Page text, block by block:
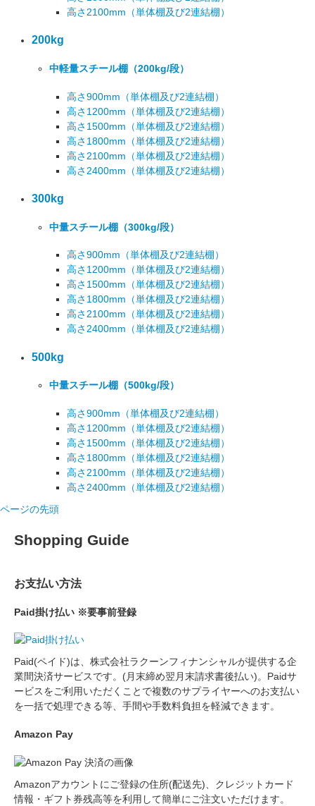
高さ2100mm （単体棚及び2連結棚）
200kg
中軽量スチール棚 （200kg/段）
高さ900mm （単体棚及び2連結棚）
高さ1200mm （単体棚及び2連結棚）
高さ1500mm （単体棚及び2連結棚）
高さ1800mm （単体棚及び2連結棚）
高さ2100mm （単体棚及び2連結棚）
高さ2400mm （単体棚及び2連結棚）
300kg
中量スチール棚 （300kg/段）
高さ900mm （単体棚及び2連結棚）
高さ1200mm （単体棚及び2連結棚）
高さ1500mm （単体棚及び2連結棚）
高さ1800mm （単体棚及び2連結棚）
高さ2100mm （単体棚及び2連結棚）
高さ2400mm （単体棚及び2連結棚）
500kg
中量スチール棚 （500kg/段）
高さ900mm （単体棚及び2連結棚）
高さ1200mm （単体棚及び2連結棚）
高さ1500mm （単体棚及び2連結棚）
高さ1800mm （単体棚及び2連結棚）
高さ2100mm （単体棚及び2連結棚）
高さ2400mm （単体棚及び2連結棚）
ページの先頭
Shopping Guide
お支払い方法
Paid掛け払い ※要事前登録
Paid(ペイド)は、株式会社ラクーンフィナンシャルが提供する企
業間決済サービスです。(月末締め翌月末請求書後払い)。Paidサ
ービスをご利用いただくことで複数のサプライヤーへのお支払い
を一括で処理できる等、手間や手数料負担を軽減できます。
Amazon Pay
Amazonアカウント にご登録の住所(配送先)、クレジットカード
情報・ギフト券残高等を利用して簡単にご注文いただけます。